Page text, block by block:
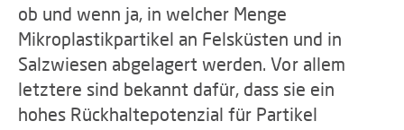
ob und wenn ja, in welcher Menge
Mikroplastikpartikel an Felsküsten und in
Salzwiesen abgelagert werden. Vor allem
letztere sind bekannt dafür, dass sie ein
hohes Rückhaltepotenzial für Partikel